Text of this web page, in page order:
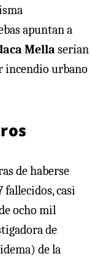
apuntan a
Mella serían
incendio urbano
de haberse
fallecidos, casi
ocho mil
de
de la